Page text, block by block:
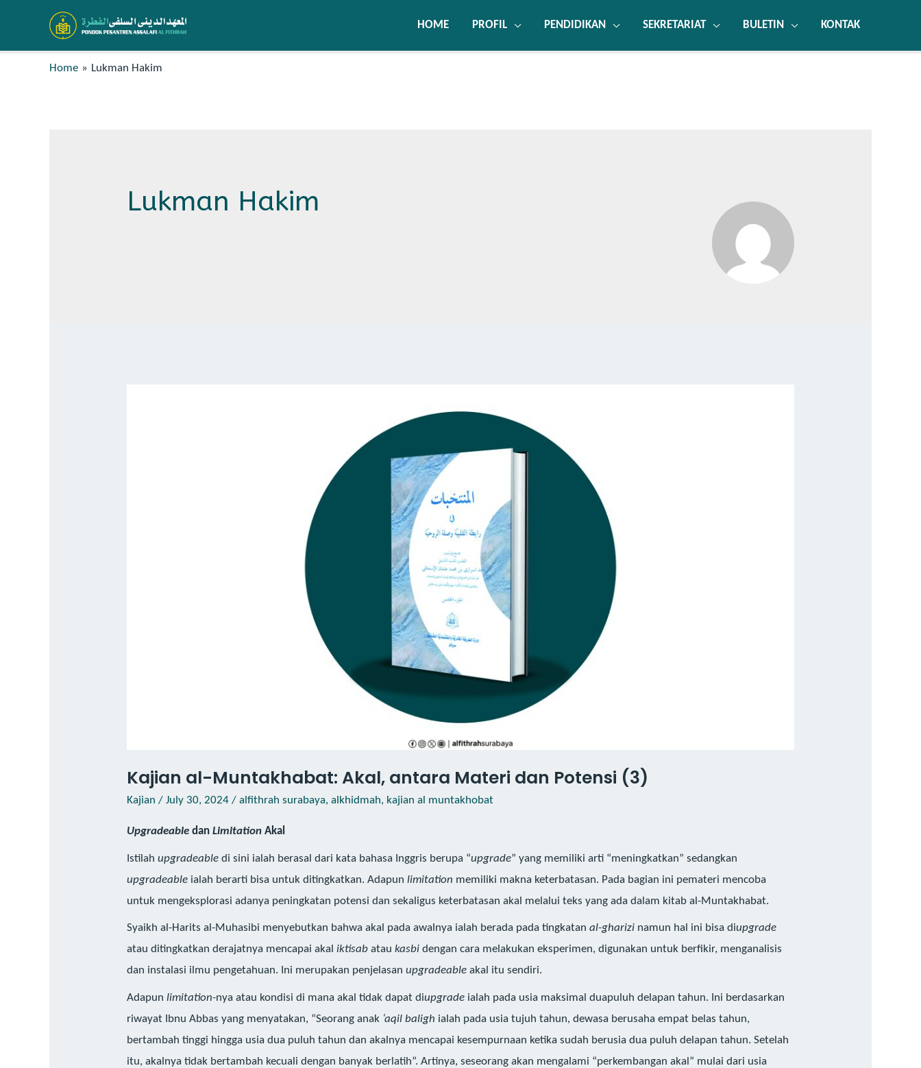
HOME PROFIL PENDIDIKAN SEKRETARIAT BULETIN KONTAK
Home Lukman Hakim
Lukman Hakim
Kajian al-Muntakhabat: Akal, antara Materi dan Potensi (3)
Kajian /July 30, 2024 /alfithrah surabaya,alkhidmah, kajian al muntakhobat
Upgradeable danLimitation Akal
Istilahupgradeable di sini ialah berasal dari kata bahasa Inggris berupa “upgrade” yang memiliki arti “meningkatkan” sedangkan
upgradeable ialah berarti bisa untuk ditingkatkan. Adapunlimitation memiliki makna keterbatasan. Pada bagian ini pemateri mencoba
untuk mengeksplorasi adanya peningkatan potensi dan sekaligus keterbatasan akal melalui teks yang ada dalam kitab al-Muntakhabat.
Syaikh al-Harits al-Muhasibi menyebutkan bahwa akal pada awalnya ialah berada pada tingkatanal-gharizi namun hal ini bisa diupgrade
atau ditingkatkan derajatnya mencapai akaliktisab ataukasbidengan cara melakukan eksperimen, digunakan untuk berfikir, menganalisis
dan instalasi ilmu pengetahuan. Ini merupakan penjelasanupgradeable akal itu sendiri.
Adapunlimitation-nya atau kondisi di mana akal tidak dapat diupgrade ialah pada usia maksimal duapuluh delapan tahun. Ini berdasarkan
riwayat Ibnu Abbas yang menyatakan, “Seorang anak ‘aqil baligh ialah pada usia tujuh tahun, dewasa berusaha empat belas tahun,
bertambah tinggi hingga usia dua puluh tahun dan akalnya mencapai kesempurnaan ketika sudah berusia dua puluh delapan tahun. Setelah
itu, akalnya tidak bertambah kecuali dengan banyak berlatih”. Artinya, seseorang akan mengalami “perkembangan akal” mulai dari usia